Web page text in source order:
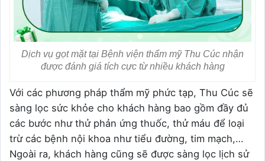
Dịch vụ gọt mặt tại Bệnh viện thẩm mỹ Thu Cúc nhận
được đánh giá tích cực từ nhiều khách hàng
Với các phương pháp thẩm mỹ phức tạp, Thu Cúc sẽ
sàng lọc sức khỏe cho khách hàng bao gồm đầy đủ
các bước như thử phản ứng thuốc, thử máu để loại
trừ các bệnh nội khoa như tiểu đường, tim mạch,…
Ngoài ra, khách hàng cũng sẽ được sàng lọc lịch sử